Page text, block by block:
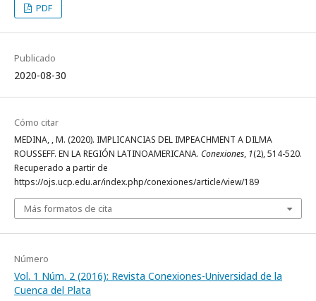
PDF
Publicado
2020-08-30
Cómo citar
MEDINA, , M. (2020). IMPLICANCIAS DEL IMPEACHMENT A DILMA
ROUSSEFF. EN LA REGIÓN LATINOAMERICANA. Conexiones, 1(2), 514-520.
Recuperado a partir de
https://ojs.ucp.edu.ar/index.php/conexiones/article/view/189
Más formatos de cita
Número
Vol. 1 Núm. 2 (2016): Revista Conexiones-Universidad de la
Cuenca del Plata